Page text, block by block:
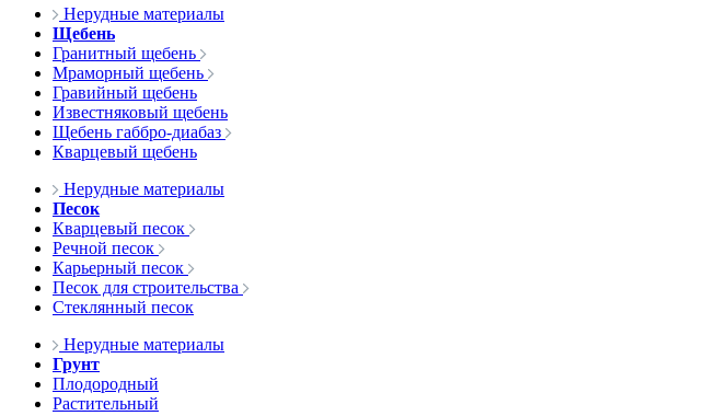
Нерудные материалы
Щебень
Гранитный щебень
Мраморный щебень
Гравийный щебень
Известняковый щебень
Щебень габбро-диабаз
Кварцевый щебень
Нерудные материалы
Песок
Кварцевый песок
Речной песок
Карьерный песок
Песок для строительства
Стеклянный песок
Нерудные материалы
Грунт
Плодородный
Растительный